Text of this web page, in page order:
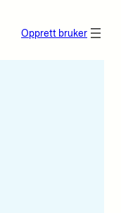
Opprett bruker